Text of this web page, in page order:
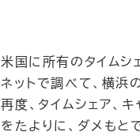
米国に所有のタイムシ
ネットで調べて、横浜
再度、タイムシェア、
をたよりに、ダメもと